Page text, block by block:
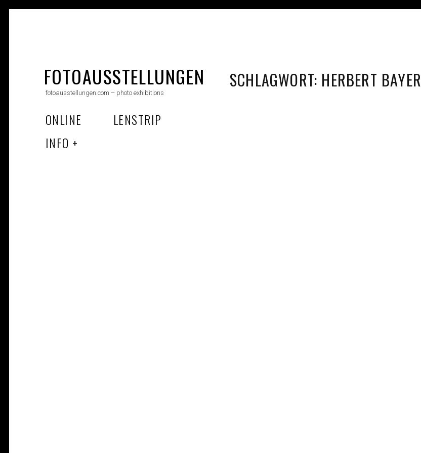
FOTOAUSSTELLUNGEN
fotoausstellungen.com – photo exhibitions
ONLINE
LENSTRIP
INFO
SCHLAGWORT: HERBERT BAYER